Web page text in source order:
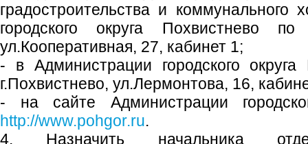
градостроительства и коммунального
городского округа Похвистнево по
ул.Кооперативная, 27, кабинет 1;
- в Администрации городского
г.Похвистнево, ул.Лермонтова, 16,
- на сайте Администрации
http://www.pohgor.ru.
4. Назначить начальника